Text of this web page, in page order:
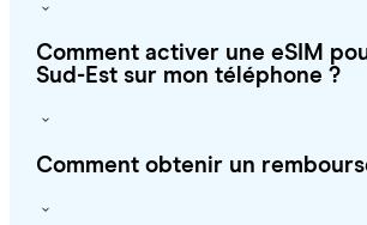
Comment activer une eSIM
Sud-Est sur mon téléphone ?
Comment obtenir un